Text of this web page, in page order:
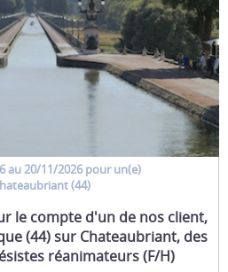
au 20/11/2026 pour un(e)
(44)
le compte d'un de nos client,
(44) sur Chateaubriant, des
réanimateurs (F/H)